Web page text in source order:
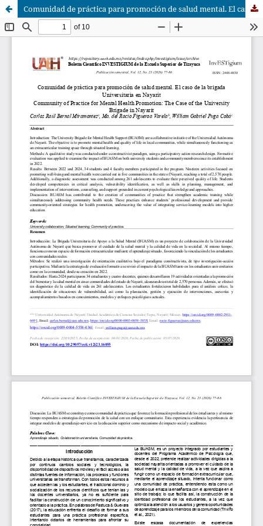
Comunidad de práctica para promoción de salud mental. El caso de la brigada universitaria en Nayarit